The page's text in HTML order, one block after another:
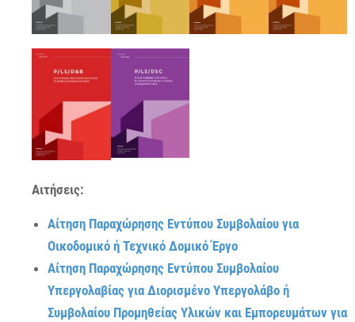
Αιτήσεις:
Αίτηση Παραχώρησης Εντύπου Συμβολαίου για
Οικοδομικό ή Τεχνικό Δομικό Έργο
Αίτηση Παραχώρησης Εντύπου Συμβολαίου
Υπεργολαβίας για Διορισμένο Υπεργολάβο ή
Συμβολαίου Προμηθείας Υλικών και Εμπορευμάτων για